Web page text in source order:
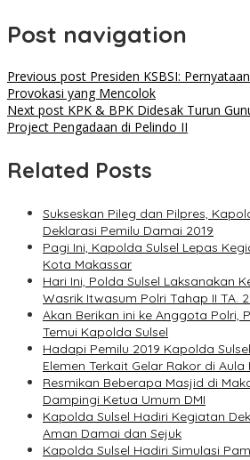
Post navigation
Previous post Presiden KSBSI:
Provokasi yang Mencolok
Next post KPK & BPK Didesak Turun
Project Pengadaan di Pelindo II
Related Posts
Sukseskan Pileg dan Pilpres,
Deklarasi Pemilu Damai 2019
Pagi Ini, Kapolda Sulsel Lepas
Kota Makassar
Hari Ini, Polda Sulsel Laksanakan
Wasrik Itwasum Polri Tahap II TA.
Akan Berikan ini ke Anggota Polri,
Temui Kapolda Sulsel
Hadapi Pemilu 2019 Kapolda
Elemen Terkait Gelar Rakor di
Resmikan Beberapa Masjid di
Dampingi Ketua Umum DMI
Kapolda Sulsel Hadiri Kegiatan
Aman Damai dan Sejuk
Kapolda Sulsel Hadiri Simulasi